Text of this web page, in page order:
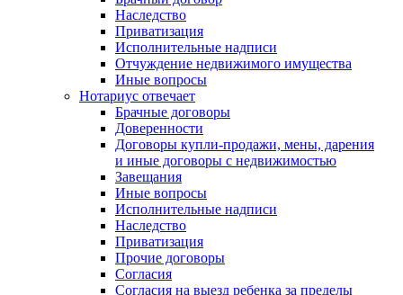
Наследство
Приватизация
Исполнительные надписи
Отчуждение недвижимого имущества
Иные вопросы
Нотариус отвечает
Брачные договоры
Доверенности
Договоры купли-продажи, мены, дарения
и иные договоры с недвижимостью
Завещания
Иные вопросы
Исполнительные надписи
Наследство
Приватизация
Прочие договоры
Согласия
Согласия на выезд ребенка за пределы